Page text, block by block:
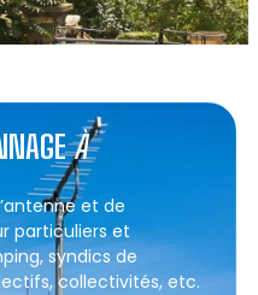
À
et de
particuliers et
syndics de
collectivités, etc.